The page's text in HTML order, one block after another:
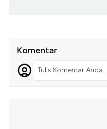
Komentar
Tulis Komentar Anda...